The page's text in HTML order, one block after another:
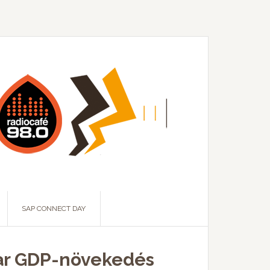
SAP CONNECT DAY
GDP-növekedés